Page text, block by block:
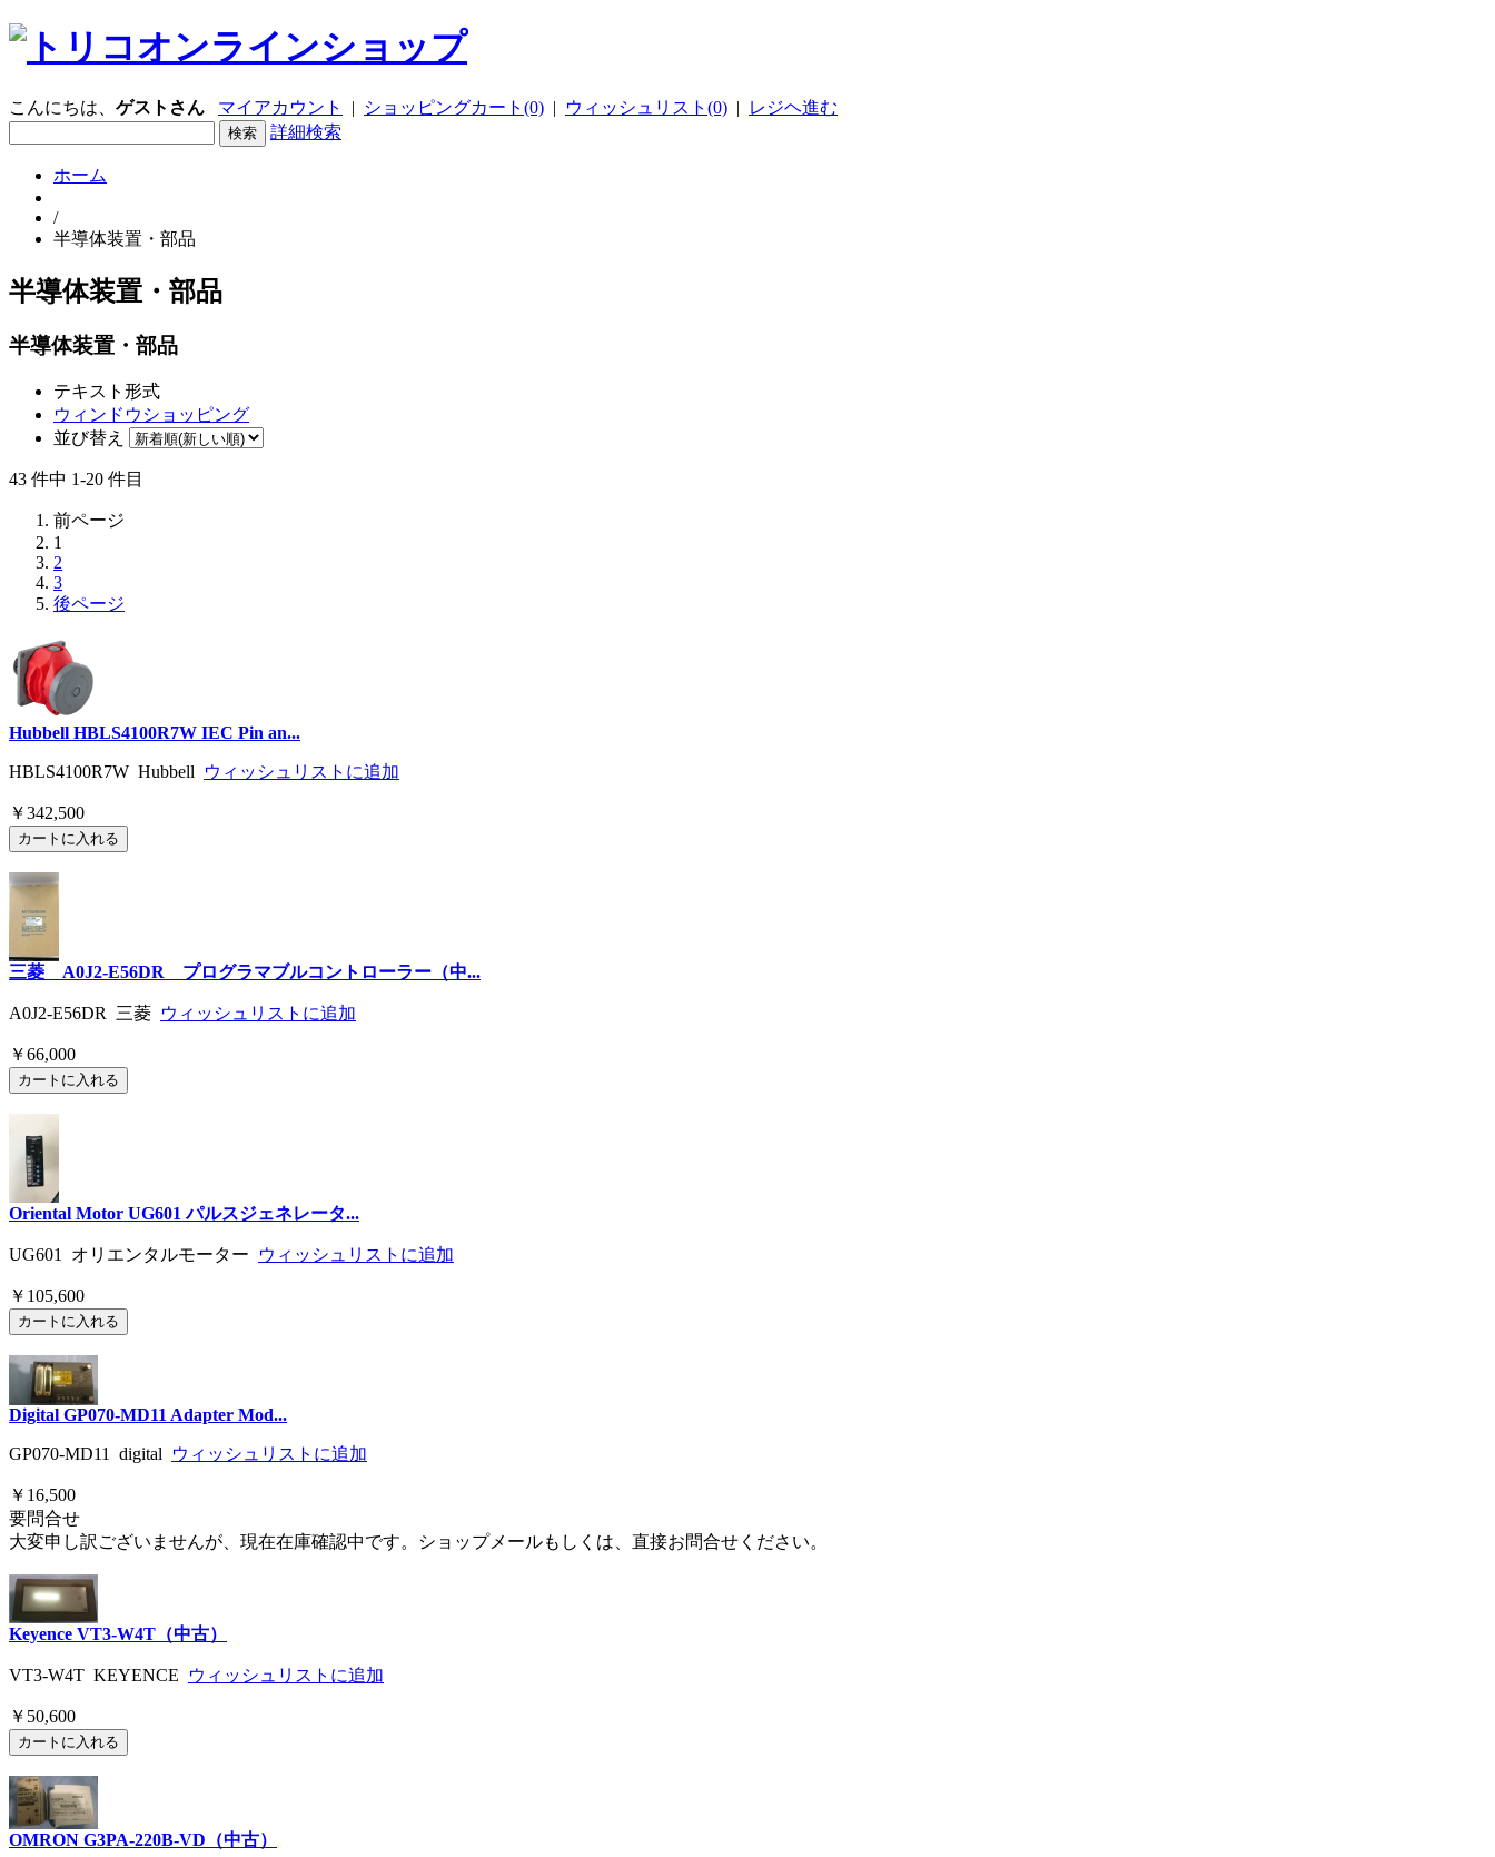
こんにちは、 ゲストさん マイアカウント | ショッピングカート(0) | ウィッシュリスト(0) |
レジヘ進む
詳細検索
ホーム
/
半導体装置・部品
半導体装置・部品
半導体装置・部品
テキスト形式
ウィンドウショッピング
並び替え
43 件中 1-20 件目
前ページ
1
2
3
後ページ
Hubbell HBLS4100R7W IEC Pin an...
HBLS4100R7W Hubbell ウィッシュリストに追加
￥342,500
三菱 A0J2-E56DR プログラマブルコントローラー（中...
A0J2-E56DR 三菱 ウィッシュリストに追加
￥66,000
Oriental Motor UG601 パルスジェネレータ...
UG601 オリエンタルモーター ウィッシュリストに追加
￥105,600
Digital GP070-MD11 Adapter Mod...
GP070-MD11 digital ウィッシュリストに追加
￥16,500
要問合せ
大変申し訳ございませんが、現在在庫確認中です。ショップメールもしくは、直接お問合せください。
Keyence VT3-W4T（中古）
VT3-W4T KEYENCE ウィッシュリストに追加
￥50,600
OMRON G3PA-220B-VD（中古）